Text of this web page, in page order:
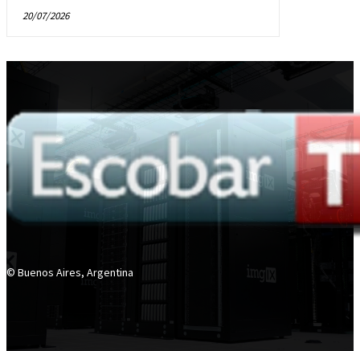
20/07/2026
© Buenos Aires, Argentina